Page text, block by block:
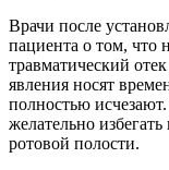
Врачи после
пациента о том, что
травматический
явления носят
полностью
желательно
ротовой полости.